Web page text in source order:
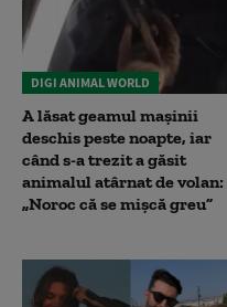
DIGI ANIMAL WORLD
A lăsat geamul mașinii
deschis peste noapte, iar
când s-a trezit a găsit
animalul atârnat de volan:
„Noroc că se mișcă greu”